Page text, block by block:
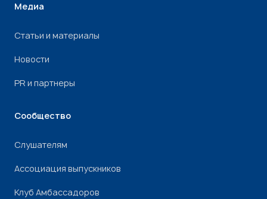
Медиа
Статьи и материалы
Новости
PR и партнеры
Сообщество
Слушателям
Ассоциация выпускников
Клуб Амбассадоров